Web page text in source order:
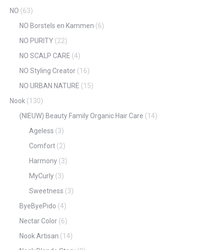
NO (63)
NO Borstels en Kammen (6)
NO PURITY (22)
NO SCALP CARE (4)
NO Styling Creator (16)
NO URBAN NATURE (15)
Nook (130)
(NIEUW) Beauty Family Organic Hair Care (14)
Ageless (3)
Comfort (2)
Harmony (3)
MyCurly (3)
Sweetness (3)
ByeByePido (4)
Nectar Color (6)
Nook Artisan (14)